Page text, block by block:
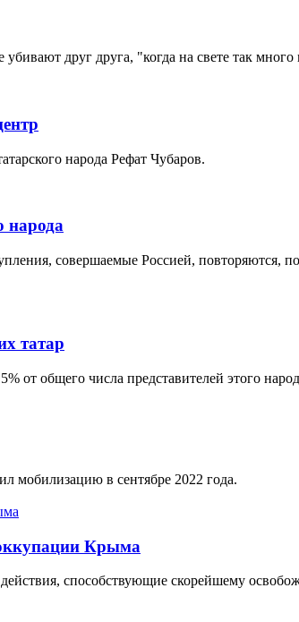
друг друга, "когда на свете так много
народа Рефат Чубаров.
народа
совершаемые Россией, повторяются,
татар
от общего числа представителей этого
мобилизацию в сентябре 2022 года.
Крыма
способствующие скорейшему